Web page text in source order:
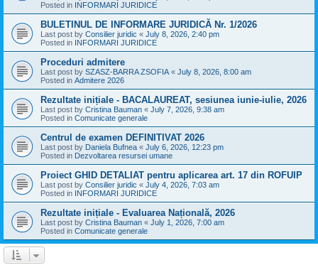
Posted in INFORMARI JURIDICE
BULETINUL DE INFORMARE JURIDICĂ Nr. 1/2026
Last post by Consilier juridic « July 8, 2026, 2:40 pm
Posted in INFORMARI JURIDICE
Proceduri admitere
Last post by SZASZ-BARRA ZSOFIA « July 8, 2026, 8:00 am
Posted in Admitere 2026
Rezultate inițiale - BACALAUREAT, sesiunea iunie-iulie, 2026
Last post by Cristina Bauman « July 7, 2026, 9:38 am
Posted in Comunicate generale
Centrul de examen DEFINITIVAT 2026
Last post by Daniela Bufnea « July 6, 2026, 12:23 pm
Posted in Dezvoltarea resursei umane
Proiect GHID DETALIAT pentru aplicarea art. 17 din ROFUIP
Last post by Consilier juridic « July 4, 2026, 7:03 am
Posted in INFORMARI JURIDICE
Rezultate inițiale - Evaluarea Națională, 2026
Last post by Cristina Bauman « July 1, 2026, 7:00 am
Posted in Comunicate generale